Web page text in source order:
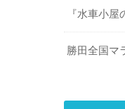
『水車小
勝田全国マ